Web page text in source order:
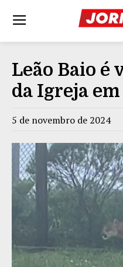
Leão Baio é
da Igreja
5 de novembro de 2024